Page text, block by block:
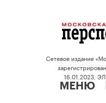
Сетевое издание
16.01.2023,
МЕНЮ